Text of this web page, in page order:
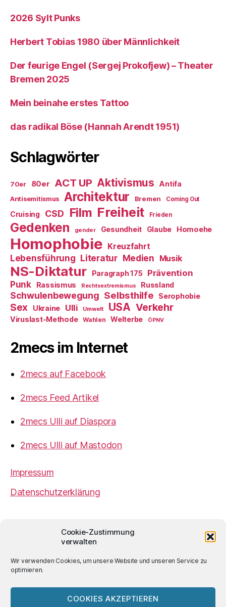
Cookie-Zustimmung
verwalten
Wir verwenden Cookies, um unsere Website und unseren Service zu
optimieren.
COOKIES AKZEPTIEREN
2026 Sylt Punks
Herbert Tobias 1980 über Männlichkeit
Der feurige Engel (Sergej Prokofjew) – Theater
Bremen 2025
Mein beinahe erstes Tattoo
das radikal Böse (Hannah Arendt 1951)
Schlagwörter
70er 80er ACT UP Aktivismus Antifa
Antisemitismus Architektur Bremen Coming Out
Cruising CSD Film Freiheit Frieden
Gedenken gender Gesundheit Glaube Homoehe
Homophobie Kreuzfahrt
Lebensführung Literatur Medien Musik
NS-Diktatur Paragraph 175
Prävention
Punk
Rassismus Rechtsextremismus Russland
Schwulenbewegung Selbsthilfe Serophobie
Sex Ukraine Ulli Umwelt USA Verkehr
Viruslast-Methode Wahlen Welterbe ÖPNV
2mecs im Internet
2mecs auf Facebook
2mecs Feed Artikel
2mecs Ulli auf Diaspora
2mecs Ulli auf Mastodon
Impressum
Datenschutzerklärung
Ulrich Würdemannist sofern nicht
anders angegeben lizenziert unter einer
Creative
Lizenz.